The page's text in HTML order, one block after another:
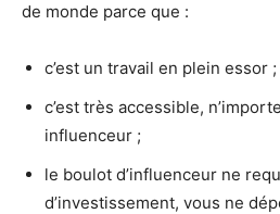
de monde parce que :
c’est un travail en plein essor ;
c’est très accessible,
influenceur ;
le boulot d’influenceur ne
d’investissement, vous ne